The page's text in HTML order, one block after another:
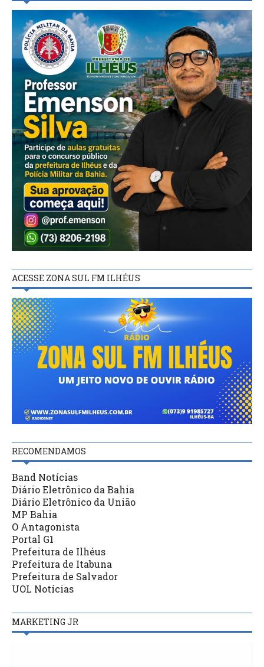
ACESSE ZONA SUL FM ILHÉUS
RECOMENDAMOS
Band Notícias
Diário Eletrônico da Bahia
Diário Eletrônico da União
MP Bahia
O Antagonista
Portal G1
Prefeitura de Ilhéus
Prefeitura de Itabuna
Prefeitura de Salvador
UOL Notícias
MARKETING JR